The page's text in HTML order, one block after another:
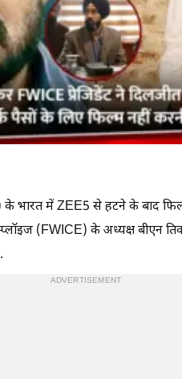
में ZEE5 से हटने के बाद
(FWICE) के अध्यक्ष बीएन
ADVERTISEMENT